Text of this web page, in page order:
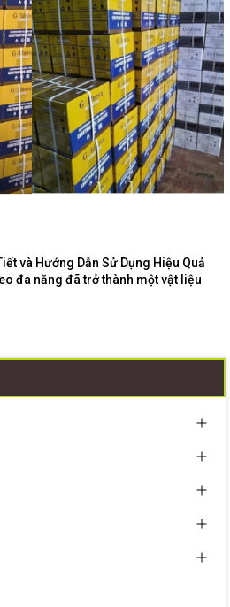
và Hướng Dẫn Sử Dụng Hiệu Quả
đa năng đã trở thành một vật liệu